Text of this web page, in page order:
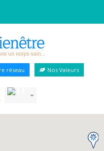
réseau Nos Valeurs